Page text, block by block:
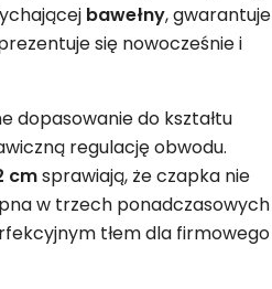
bawełny, gwarantuje
się nowocześnie i
dopasowanie do kształtu
regulację obwodu.
cmsprawiają, że czapka nie
w trzech ponadczasowych
tłem dla firmowego